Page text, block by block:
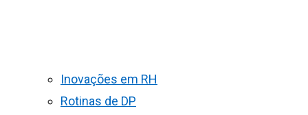
Inovações em RH
Rotinas de DP